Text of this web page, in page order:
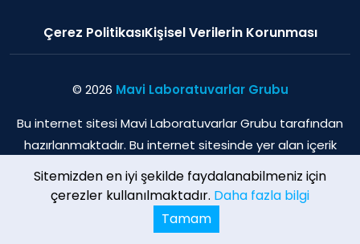
Çerez PolitikasıKişisel Verilerin Korunması
SİZİ ARAYALIM
© 2026 Mavi Laboratuvarlar Grubu
Bu internet sitesi Mavi Laboratuvarlar Grubu tarafından
hazırlanmaktadır. Bu internet sitesinde yer alan içerik
tıbbi öneri verme veya herhangi bir hekim-hasta
sağlama amacı ile oluşturulmamıştır.
Sitemizden en iyi şekilde faydalanabilmeniz için
çerezler kullanılmaktadır. Daha fazla bilgi
Tamam